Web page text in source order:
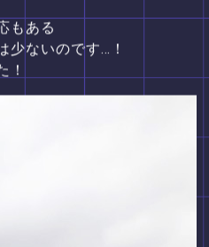
もある
少ないのです…！
！